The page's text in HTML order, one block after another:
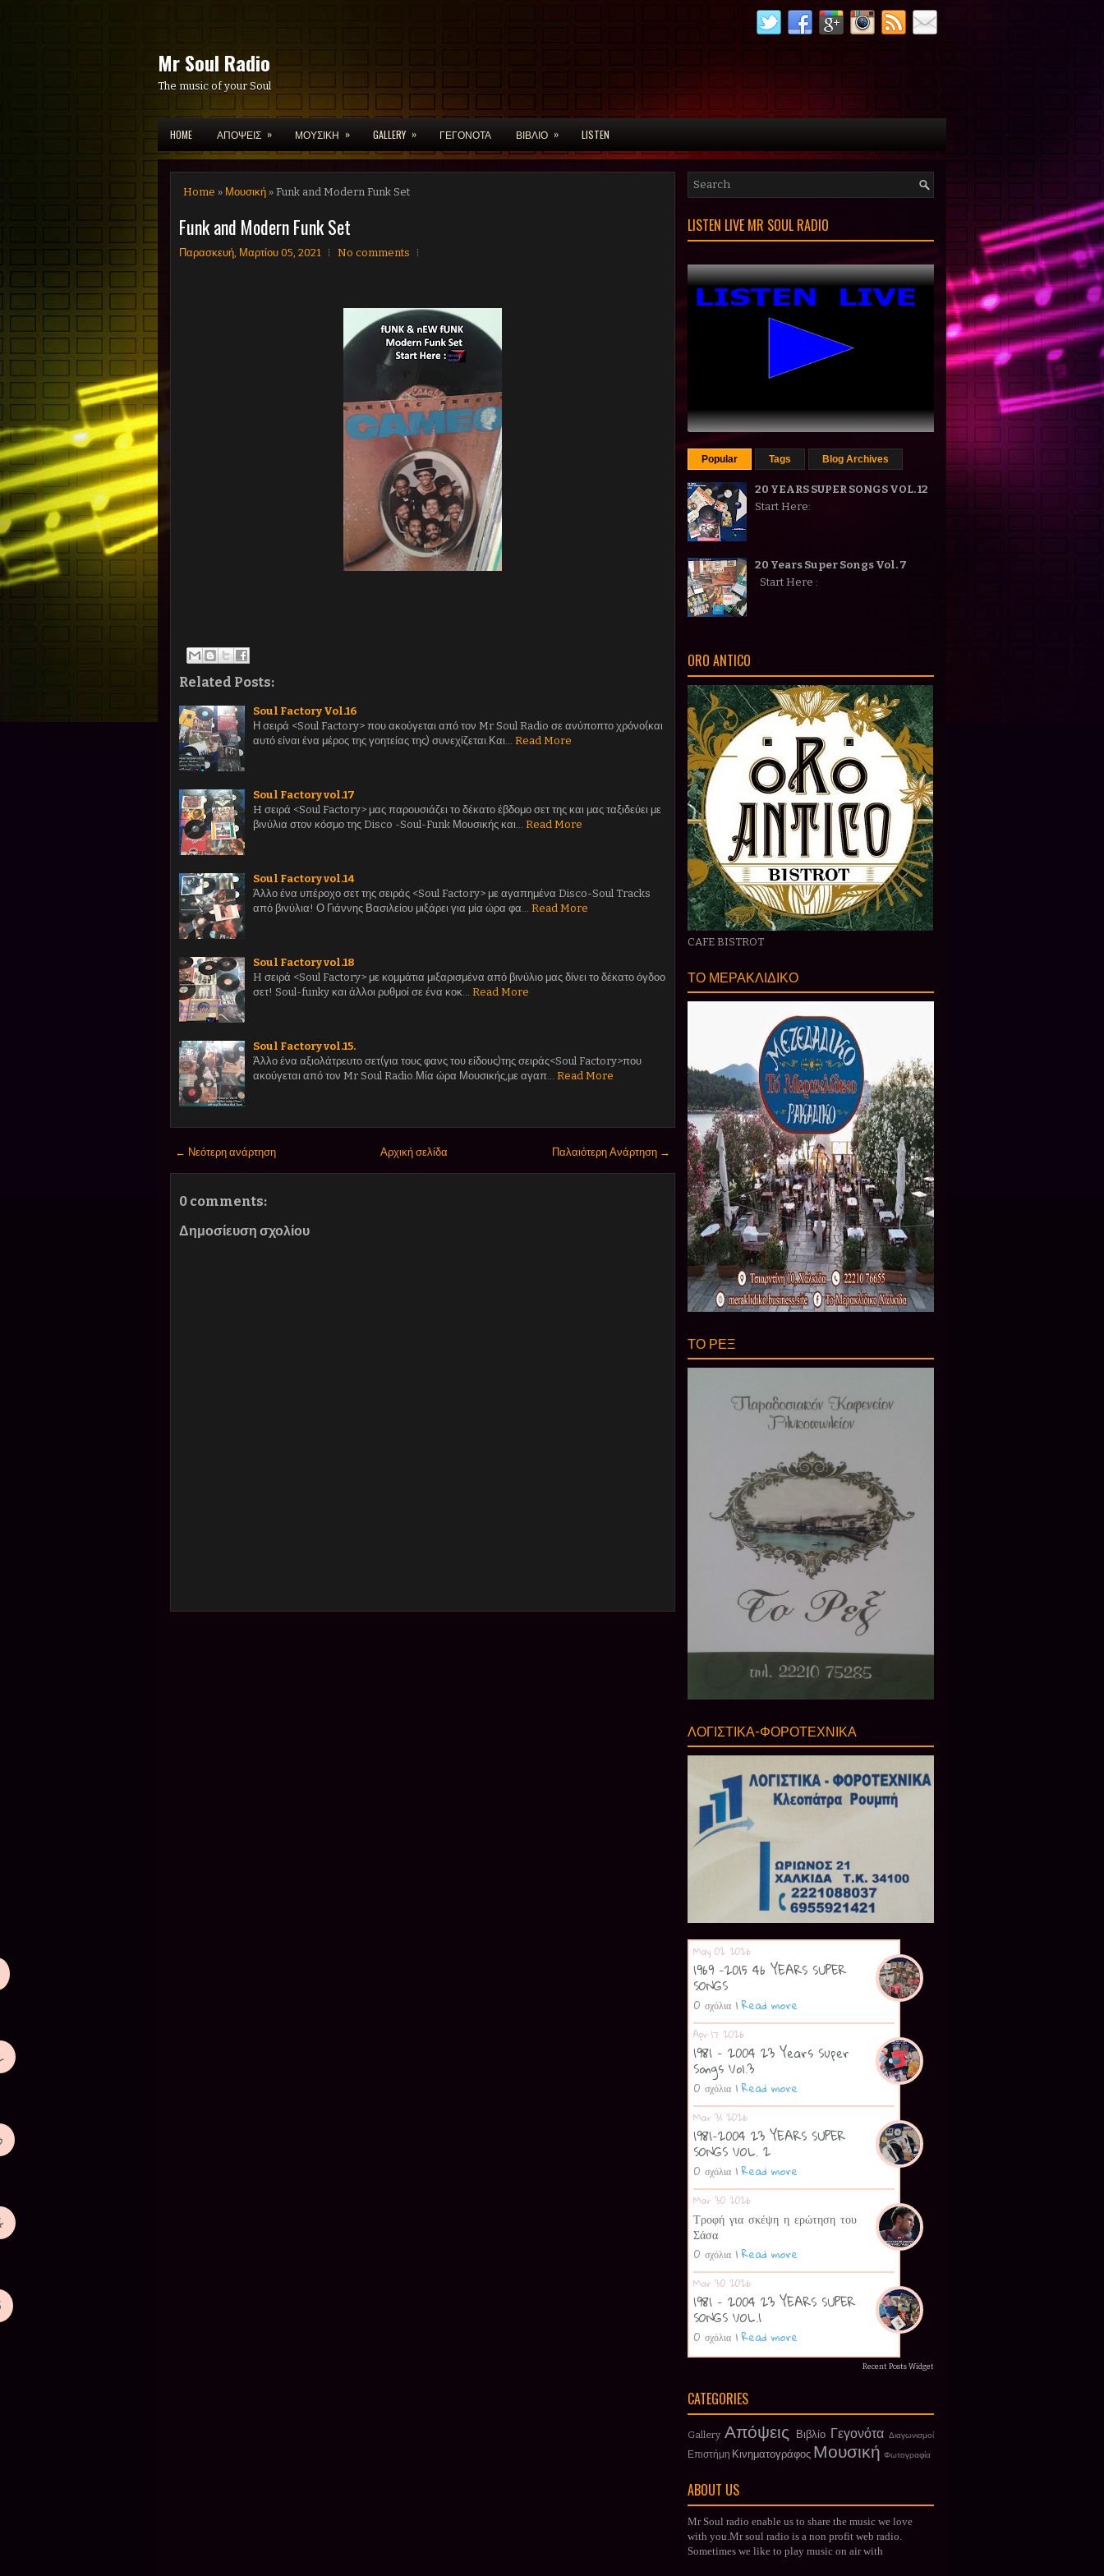
Mr Soul Radio
The music of your Soul
HOME ΑΠΟΨΕΙΣ » ΜΟΥΣΙΚΗ » GALLERY » ΓΕΓΟΝΟΤΑ ΒΙΒΛΙΟ » LISTEN
Home » Μουσική » Funk and Modern Funk Set
Funk and Modern Funk Set
Παρασκευή, Μαρτίου 05, 2021 No comments
Related Posts:
Soul Factory Vol.16
Η σειρά <Soul Factory> που ακούγεται από τον Mr Soul Radio σε ανύποπτο χρόνο(και
αυτό είναι ένα μέρος της γοητείας της) συνεχίζεται.Και…
Read More
Soul Factory vol.17
H σειρά <Soul Factory> μας παρουσιάζει το δέκατο έβδομο σετ της και μας ταξιδεύει με
βινύλια στον κόσμο της Disco -Soul-Funk Μουσικής και…
Read More
Soul Factory vol.14
Άλλο ένα υπέροχο σετ της σειράς <Soul Factory> με αγαπημένα Disco-Soul Tracks
από βινύλια! Ο Γιάννης Βασιλείου μιξάρει για μία ώρα φα…
Read More
Soul Factory vol.18
H σειρά <Soul Factory> με κομμάτια μιξαρισμένα από βινύλιο μας δίνει το δέκατο όγδοο
σετ! Soul-funky και άλλοι ρυθμοί σε ένα κοκ…
Read More
Soul Factory vol.15.
Άλλο ένα αξιολάτρευτο σετ(για τους φανς του είδους)της σειράς<Soul Factory>που
ακούγεται από τον Mr Soul Radio.Μία ώρα Μουσικής,με αγαπ…
Read More
← Νεότερη ανάρτηση Παλαιότερη Ανάρτηση →
Αρχική σελίδα
0 comments:
Δημοσίευση σχολίου
LISTEN LIVE MR SOUL RADIO
Popular Tags Blog Archives
20 YEARS SUPER SONGS VOL. 12
Start Here:
20 Years Super Songs Vol. 7
Start Here :
ORO ANTICO
CAFE BISTROT
ΤΟ ΜΕΡΑΚΛΙΔΙΚΟ
ΤΟ ΡΕΞ
ΛΟΓΙΣΤΙΚΑ-ΦΟΡΟΤΕΧΝΙΚΑ
May 02 2026
1969 -2015 46 YEARS SUPER
SONGS
0 σχόλια | Read more
Apr 17 2026
1981 - 2004 23 Years Super
Songs Vol.3
0 σχόλια | Read more
Mar 31 2026
1981-2004 23 YEARS SUPER
SONGS VOL. 2
0 σχόλια | Read more
Mar 30 2026
Τροφή για σκέψη η ερώτηση του
Σάσα
0 σχόλια | Read more
Mar 30 2026
1981 - 2004 23 YEARS SUPER
SONGS VOL.1
0 σχόλια | Read more
Recent Posts Widget
CATEGORIES
Gallery Απόψεις Βιβλίο Γεγονότα Διαγωνισμοί
Επιστήμη Κινηματογράφος Μουσική Φωτογραφία
ABOUT US
Mr Soul radio enable us to share the music we love
with you.Mr soul radio is a non profit web radio.
Sometimes we like to play music on air with